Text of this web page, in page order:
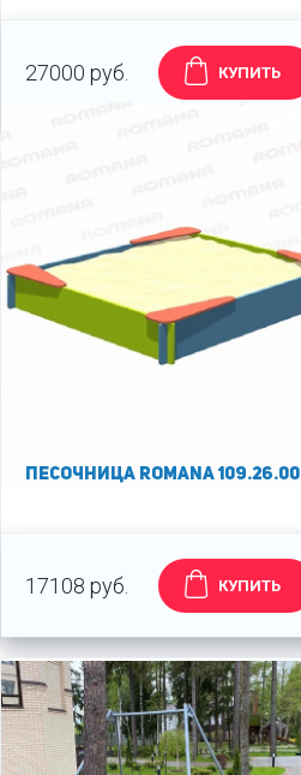
27000 руб. КУПИТЬ
Песочница Romana 109.26.00
17108 руб. КУПИТЬ